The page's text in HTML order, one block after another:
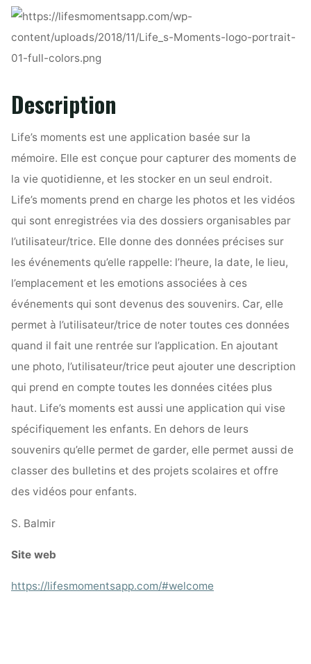
Description
Life’s moments est une application basée sur la
mémoire. Elle est conçue pour capturer des moments de
la vie quotidienne, et les stocker en un seul endroit.
Life’s moments prend en charge les photos et les vidéos
qui sont enregistrées via des dossiers organisables par
l’utilisateur/trice. Elle donne des données précises sur
les événements qu’elle rappelle: l’heure, la date, le lieu,
l’emplacement et les emotions associées à ces
événements qui sont devenus des souvenirs. Car, elle
permet à l’utilisateur/trice de noter toutes ces données
quand il fait une rentrée sur l’application. En ajoutant
une photo, l’utilisateur/trice peut ajouter une description
qui prend en compte toutes les données citées plus
haut. Life’s moments est aussi une application qui vise
spécifiquement les enfants. En dehors de leurs
souvenirs qu’elle permet de garder, elle permet aussi de
classer des bulletins et des projets scolaires et offre
des vidéos pour enfants.
S. Balmir
Site web
https://lifesmomentsapp.com/#welcome